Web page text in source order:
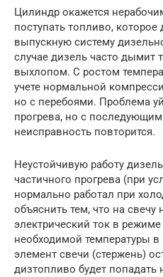
Цилиндр окажется
поступать топливо, которое
выпускную систему
случае дизель часто
выхлопом. С ростом
учете нормальной
но с перебоями. Проблема
прогрева, но с
неисправность повторится.
Неустойчивую работу
частичного прогрева (при
нормально работал при
объяснить тем, что на свечу
электрический ток в
необходимой температуры
элемент свечи (стержень)
дизтопливо будет попадать